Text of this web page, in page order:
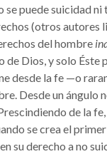
puede suicidad ni
(otros autores
del hombre
de Dios, y solo
desde la fe —o
Desde un ángulo
de la
se crea el
su derecho a no